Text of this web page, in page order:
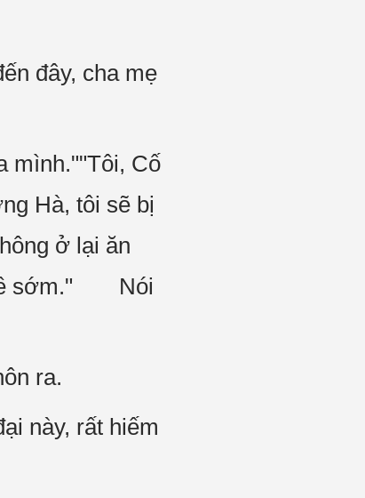
đây, cha mẹ
mình.""Tôi, Cố
Hà, tôi sẽ bị
ở lại ăn
sớm." Nói
ra.
này, rất hiếm